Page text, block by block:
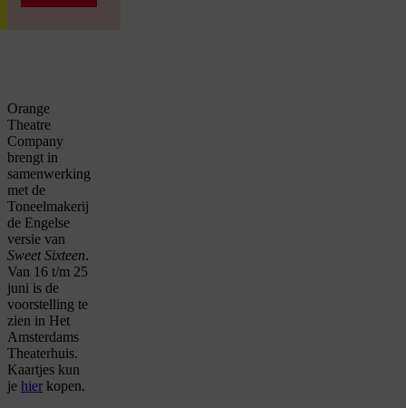
Orange
Theatre
Company
brengt in
samenwerking
met de
Toneelmakerij
de Engelse
versie van
Sweet Sixteen.
Van 16 t/m 25
juni is de
voorstelling te
zien in Het
Amsterdams
Theaterhuis.
Kaartjes kun
je hier kopen.